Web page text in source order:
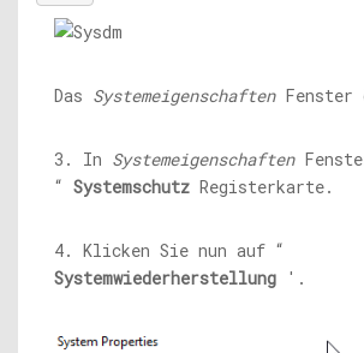
Das SystemeigenschaftenFenster
3. In Systemeigenschaften
“ Systemschutz Registerkarte.
4. Klicken Sie nun auf “
Systemwiederherstellung '.